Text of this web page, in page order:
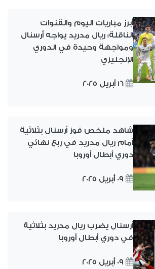
أبرز مباريات اليوم والقنوات
الناقلة: ريال مدريد يواجه أرسنال
ومواجهة وحيدة في الدوري
الإنجليزي
16 أبريل 2025
شاهد ملخص فوز أرسنال بثلاثية
أمام ريال مدريد في ربع نهائي
دوري أبطال أوروبا
09 أبريل 2025
أرسنال يضرب ريال مدريد بثلاثية
في دوري أبطال أوروبا
09 أبريل 2025